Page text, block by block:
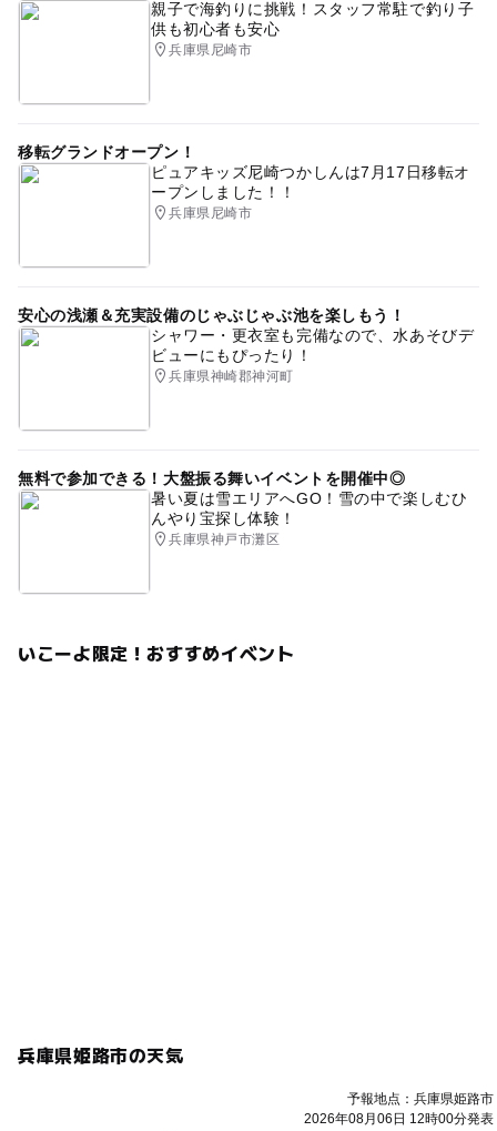
親子で海釣りに挑戦！スタッフ常駐で釣り子
供も初心者も安心
兵庫県尼崎市
移転グランドオープン！
ピュアキッズ尼崎つかしんは7月17日移転オ
ープンしました！！
兵庫県尼崎市
安心の浅瀬＆充実設備のじゃぶじゃぶ池を楽しもう！
シャワー・更衣室も完備なので、水あそびデ
ビューにもぴったり！
兵庫県神崎郡神河町
無料で参加できる！大盤振る舞いイベントを開催中◎
暑い夏は雪エリアへGO！雪の中で楽しむひ
んやり宝探し体験！
兵庫県神戸市灘区
いこーよ限定！おすすめイベント
兵庫県姫路市の天気
予報地点：兵庫県姫路市
2026年08月06日 12時00分発表